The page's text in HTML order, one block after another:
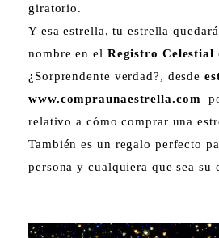
giratorio.
Y esa estrella, tu estrella
nombre en el Registro Celestial
¿Sorprendente verdad?, desde
www.compraunaestrella.com
relativo a cómo comprar una
También es un regalo perfecto
persona y cualquiera que sea su